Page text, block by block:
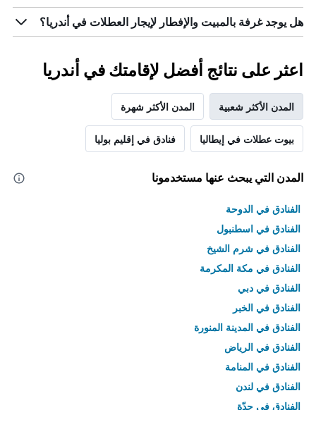
هل يوجد غرفة بالمبيت والإفطار لإيجار العطلات في أندريا؟
اعثر على نتائج أفضل لإقامتك في أندريا
المدن الأكثر شعبية المدن الأكثر شهرة
بيوت عطلات في إيطاليا فنادق في إقليم بوليا
المدن التي يبحث عنها مستخدمونا
الفنادق في الدوحة
الفنادق في اسطنبول
الفنادق في شرم الشيخ
الفنادق في مكة المكرمة
الفنادق في دبي
الفنادق في الخبر
الفنادق في المدينة المنورة
الفنادق في الرياض
الفنادق في المنامة
الفنادق في لندن
الفنادق في جدّة